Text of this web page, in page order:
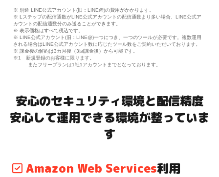
※ 別途 LINE公式アカウント(旧：LINE@)の費用がかかります。
※ Lステップの配信通数がLINE公式アカウントの配信通数より多い場合、LINE公式ア
カウントの配信通数分のみ送ることができます。
※ 表示価格はすべて税込です。
※ LINE公式アカウント(旧：LINE@)一つにつき、一つのツールが必要です。複数運用
される場合はLINE公式アカウント数に応じたツール数をご契約いただいております。
※ 課金後の解約は3カ月後（3回課金後）から可能です。
※1 新規登録のお客様に限ります。
またフリープランは1社1アカウントまでとなっております。
安心のセキュリティ環境と配信精度
安心して運用できる環境が整っていま
す
Amazon Web Services利用